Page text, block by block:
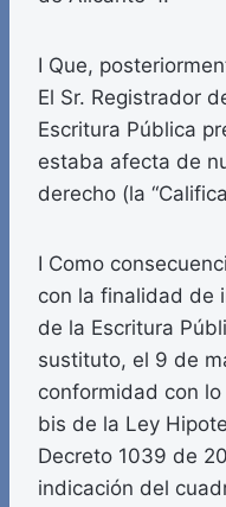
I Que,
El Sr. Registrador
Escritura Pública
estaba afecta de
derecho (la
I Como
con la finalidad de
de la Escritura
sustituto, el 9 de
conformidad con
bis de la Ley
Decreto 1039 de
indicación del